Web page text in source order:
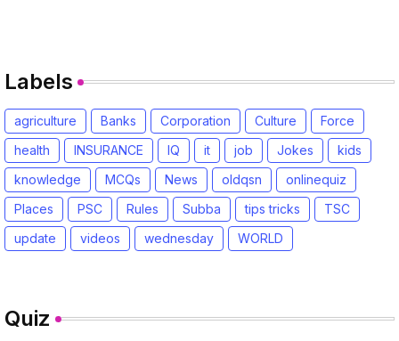
Labels
agriculture Banks Corporation Culture
Force
health
INSURANCE IQ it job Jokes
kids
knowledge
MCQs News oldqsn
onlinequiz
Places
PSC Rules Subba tips tricks
TSC
update
videos wednesday WORLD
Quiz